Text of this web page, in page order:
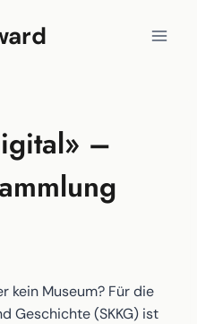
–
kein Museum? Für die
Geschichte (SKKG) ist